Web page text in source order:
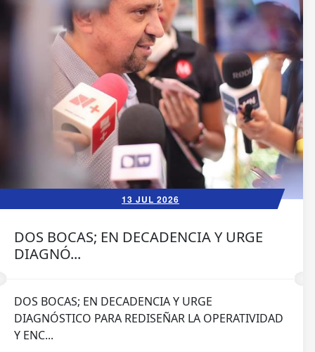
13 JUL 2026
DOS BOCAS; EN DECADENCIA Y URGE
DIAGNÓ...
DOS BOCAS; EN DECADENCIA Y URGE
DIAGNÓSTICO PARA REDISEÑAR LA OPERATIVIDAD
Y ENC...